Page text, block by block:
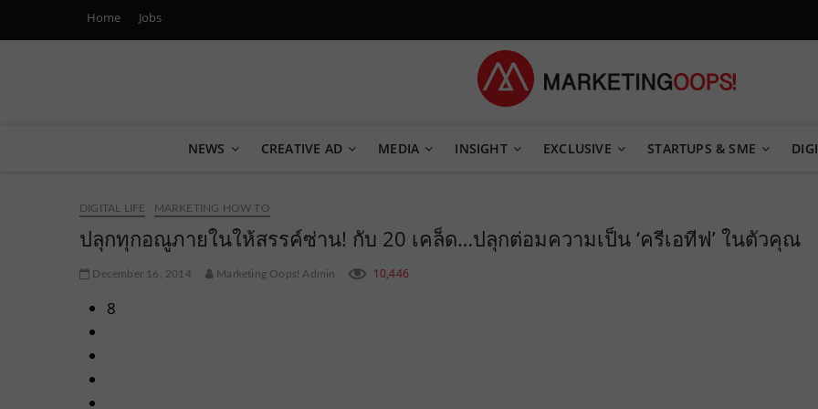
Home Jobs
Marketing Oops!
NEWS CREATIVE AD MEDIA INSIGHT EXCLUSIVE STARTUPS & SME
DIGITAL LIFE MARKETING HOW TO
ปลุกทุกอณูภายในให้สรรค์ซ่าน! กับ 20 เคล็ด…ปลุกต่อมความเป็น ‘ครีเอทีฟ’ ในตัวคุณ
December 16, 2014 Marketing Oops! Admin 10,446
8